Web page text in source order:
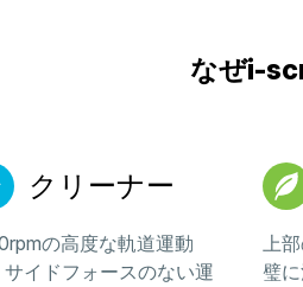
なぜi-
クリーナー
の高度な軌道運動
サイドフォースのない運
上
璧